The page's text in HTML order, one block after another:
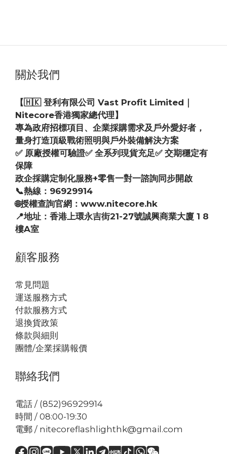
關於我們
【🇭🇰 登利有限公司 Vast Profit Limited｜
Nitecore香港獨家總代理】
專為政府招標項目、企業採購需求及戶外愛好者，
量身打造頂級戰術照明與戶外裝備解決方案
✅ 原廠授權可驗證✅ 全系列現貨充足✅ 交期穩定有
保障
政企採購定制化服務+零售一對一諮詢同步開啟
📞熱線：96929914
🌐授權查詢官網：www.nitecore.hk
📍地址：香港上環永吉街21-27號誠興商業大廈 1 8
樓A室
顧客服務
常見問題
運送服務方式
付款服務方式
退換貨政策
條款與細則
團體/企業採購報價
聯絡我們
電話 / (852)96929914
時間 / 08:00-19:30
電郵 / nitecoreflashlighthk@gmail.com